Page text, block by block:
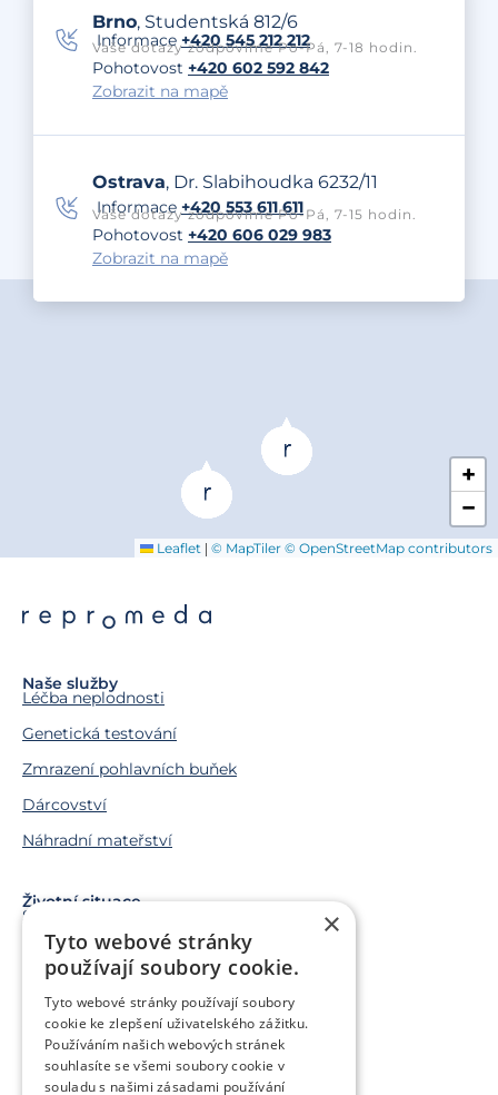
Brno, Studentská 812/6
Informace +420 545 212 212
Vaše dotazy zodpovíme Po-Pá, 7-18 hodin.
Pohotovost +420 602 592 842
Zobrazit na mapě
Ostrava, Dr. Slabihoudka 6232/11
Informace +420 553 611 611
Vaše dotazy zodpovíme Po-Pá, 7-15 hodin.
Pohotovost +420 606 029 983
Zobrazit na mapě
+
−
Leaflet | © MapTiler © OpenStreetMap contributors
Naše služby
Léčba neplodnosti
Genetická testování
Zmrazení pohlavních buňek
Dárcovství
Náhradní mateřství
Životní situace
Snažíme se o miminko
Chci miminko v budoucnu
Jsem v onkologické léčbě
Chci pomoct jiným párům
×
Tyto webové stránky
používají soubory cookie.
Tyto webové stránky používají soubory
cookie ke zlepšení uživatelského zážitku.
Používáním našich webových stránek
souhlasíte se všemi soubory cookie v
souladu s našimi zásadami používání